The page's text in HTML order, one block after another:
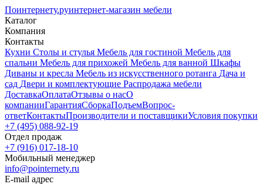
Поинтернету.руинтернет-магазин мебели
Каталог
Компания
Контакты
Кухни Столы и стулья Мебель для гостиной Мебель для
спальни Мебель для прихожей Мебель для ванной Шкафы
Диваны и кресла Мебель из искусственного ротанга Дача и
сад Двери и комплектующие Распродажа мебели
ДоставкаОплатаОтзывы о насО
компанииГарантияСборкаПодъемВопрос-
ответКонтактыПроизводители и поставщикиУсловия покупки
+7 (495) 088-92-19
Отдел продаж
+7 (916) 017-18-10
Мобильный менеджер
info@pointernety.ru
E-mail адрес